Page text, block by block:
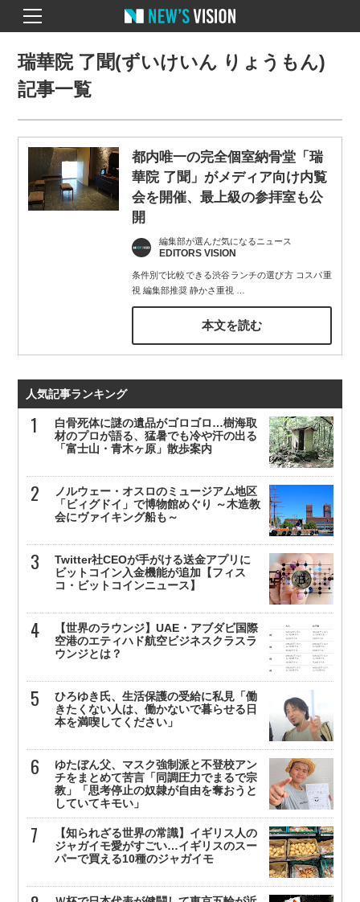
瑞華院 了聞(ずいけいん りょうもん)
記事一覧
都内唯一の完全個室納骨堂「瑞
華院 了聞」がメディア向け内覧
会を開催、最上級の参拝室も公
開
編集部が選んだ気になるニュース
EDITORS VISION
条件別で比較できる渋谷ランチの選び方 コスパ重
視 編集部推奨 静かさ重視
本文を読む
人気記事ランキング
白骨死体に謎の遺品がゴロゴロ…樹海取
材のプロが語る、猛暑でも冷や汗の出る
「富士山・青木ヶ原」散歩案内
ノルウェー・オスロのミュージアム地区
「ビィグドイ」で博物館めぐり ～木造教
会にヴァイキング船も～
Twitter社CEOが手がける送金アプリに
ビットコイン入金機能が追加【フィス
コ・ビットコインニュース】
【世界のラウンジ】UAE・アブダビ国際
空港のエティハド航空ビジネスクラスラ
ウンジとは？
ひろゆき氏、生活保護の受給に私見「働
きたくない人は、働かないで暮らせる日
本を満喫してください」
ゆたぼん父、マスク強制派と不登校アン
チをまとめて苦言「同調圧力でまるで宗
教」「思考停止の奴隷が自由を奪おうと
していてキモい」
【知られざる世界の常識】イギリス人の
ジャガイモ愛がすごい…イギリスのスー
パーで買える10種のジャガイモ